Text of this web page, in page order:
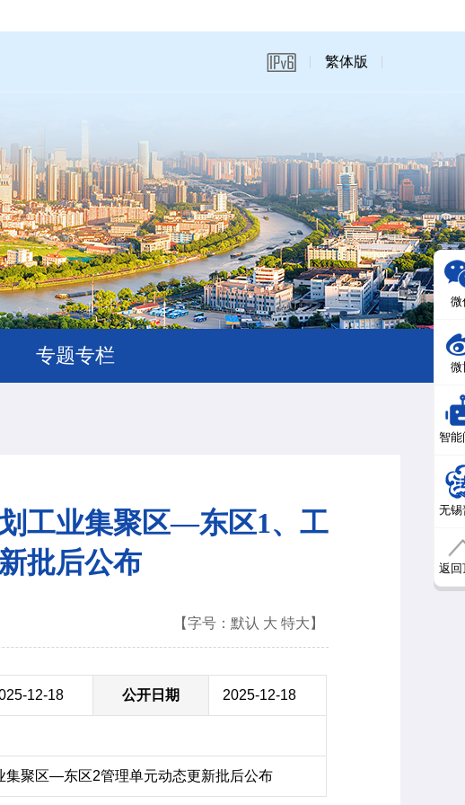
繁体版
专题专栏
工业集聚区—东区1、工
批后公布
【字号： 默认 大 特大 】
12-18 公开日期 2025-12-18
聚区—东区2管理单元动态更新批后公布
微
微
智能
无锡
返回